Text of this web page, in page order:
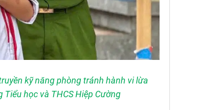
kỹ năng phòng tránh hành vi lừa
học và THCS Hiệp Cường